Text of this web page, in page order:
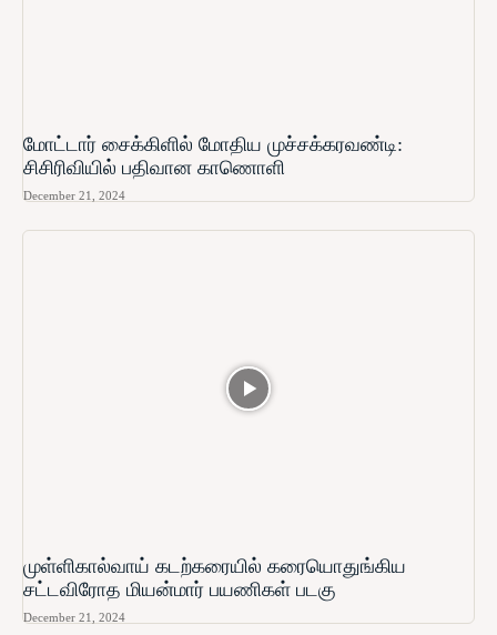
மோட்டார் சைக்கிளில் மோதிய முச்சக்கரவண்டி:
சிசிரிவியில் பதிவான காணொளி
December 21, 2024
முள்ளிகால்வாய் கடற்கரையில் கரையொதுங்கிய
சட்டவிரோத மியன்மார் பயணிகள் படகு
December 21, 2024